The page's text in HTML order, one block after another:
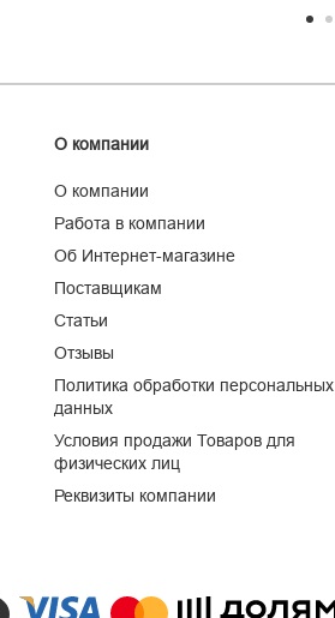
О компании
О компании
Работа в компании
Об Интернет-магазине
Поставщикам
Статьи
Отзывы
Политика обработки персональных
данных
Условия продажи Товаров для
физических лиц
Реквизиты компании